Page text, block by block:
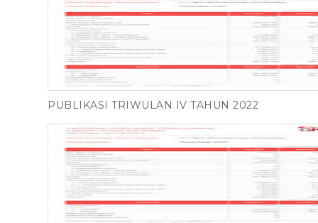
PUBLIKASI TRIWULAN IV TAHUN 2022